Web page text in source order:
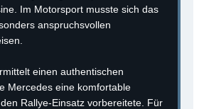
Im Motorsport musste sich das
anspruchsvollen
einen authentischen
Mercedes eine komfortable
Rallye-Einsatz vorbereitete. Für